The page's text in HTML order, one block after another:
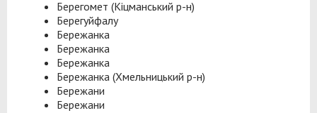
Берегомет (Кіцманський р-н)
Берегуйфалу
Бережанка
Бережанка
Бережанка
Бережанка (Хмельницький р-н)
Бережани
Бережани